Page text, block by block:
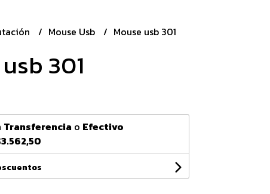
Mouse Usb Mouse usb 301
301
Transferencia o Efectivo